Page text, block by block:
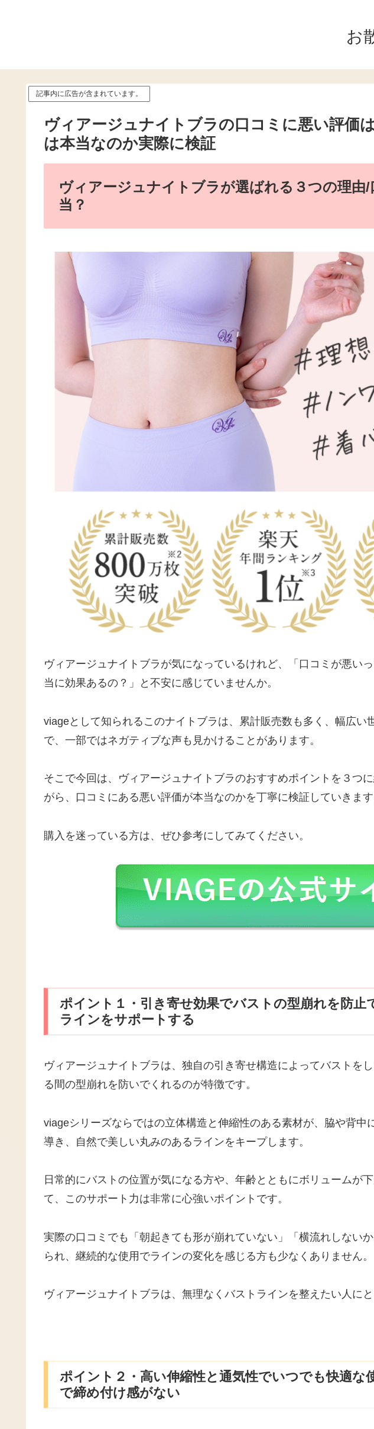
お
記事内に広告が含まれています。
ヴィアージュナイトブラの口コミに悪い評価
は本当なのか実際に検証
ヴィアージュナイトブラが選ばれる３つの理由
当？
ヴィアージュナイトブラが気になっているけれど、「口コミが悪い
当に効果あるの？」と不安に感じていませんか。
viageとして知られるこのナイトブラは、累計販売数も多く、幅広い
で、一部ではネガティブな声も見かけることがあります。
そこで今回は、ヴィアージュナイトブラのおすすめポイントを３つ
がら、口コミにある悪い評価が本当なのかを丁寧に検証していきます
購入を迷っている方は、ぜひ参考にしてみてください。
ポイント１・引き寄せ効果でバストの型崩れを防止
ラインをサポートする
ヴィアージュナイトブラは、独自の引き寄せ構造によってバストを
る間の型崩れを防いでくれるのが特徴です。
viageシリーズならではの立体構造と伸縮性のある素材が、脇や背中
導き、自然で美しい丸みのあるラインをキープします。
日常的にバストの位置が気になる方や、年齢とともにボリュームが
て、このサポート力は非常に心強いポイントです。
実際の口コミでも「朝起きても形が崩れていない」「横流れしない
られ、継続的な使用でラインの変化を感じる方も少なくありません。
ヴィアージュナイトブラは、無理なくバストラインを整えたい人に
ポイント２・高い伸縮性と通気性でいつでも快適な
で締め付け感がない